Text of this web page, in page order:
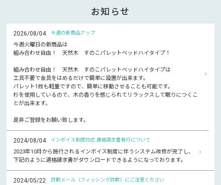
お知らせ
2026/08/04 今週の新商品アップ
今週火曜日の新商品は
組み合わせ自由！ 天然木 すのこパレットベッドハイタイプ！
組み合わせ自由！ 天然木 すのこパレットベッドハイタイプは
工具不要で金具をはめるだけで簡単に設置が出来ます。
パレット1枚も軽量ですので、簡単に移動させることも可能です。
杉を使用しているので、木の香りを感じられてリラックスして眠りにつくこ
とが出来ます。
是非ご登録をお願い致します。
2024/08/04 インボイス制度対応 適格請求書発行について
2023年10月から施行されるインボイス制度に伴うシステム改修が完了し、
下記のように適格請求書がダウンロードできるようになっております。
2024/05/22 詐欺メール（フィッシング詐欺）にご注意ください